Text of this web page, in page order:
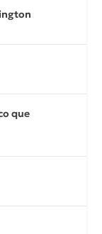
que